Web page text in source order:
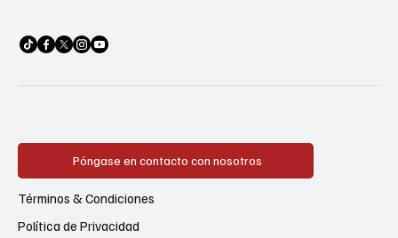
Póngase en contacto con nosotros
Política de Privacidad
Términos & Condiciones